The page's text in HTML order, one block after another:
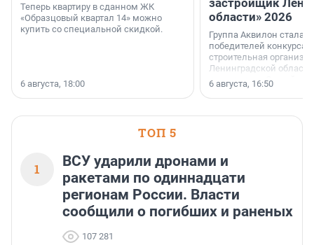
Теперь квартиру в сданном ЖК
«Образцовый квартал 14» можно
купить со специальной скидкой.
6 августа, 18:00
застройщик
области» 2026
Группа Аквилон стала
победителей конкурса
строительная
Ленинградской области
номинации «Самый
застройщик
области».
6 августа, 16:50
ТОП 5
1
ВСУ ударили дронами и
ракетами по одиннадцати
регионам России. Власти
сообщили о погибших и раненых
107 281